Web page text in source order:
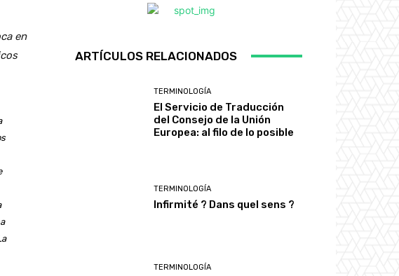
en
ARTÍCULOS RELACIONADOS
TERMINOLOGÍA
El Servicio de Traducción
del Consejo de la Unión
Europea: al filo de lo posible
TERMINOLOGÍA
Infirmité ? Dans quel sens ?
TERMINOLOGÍA